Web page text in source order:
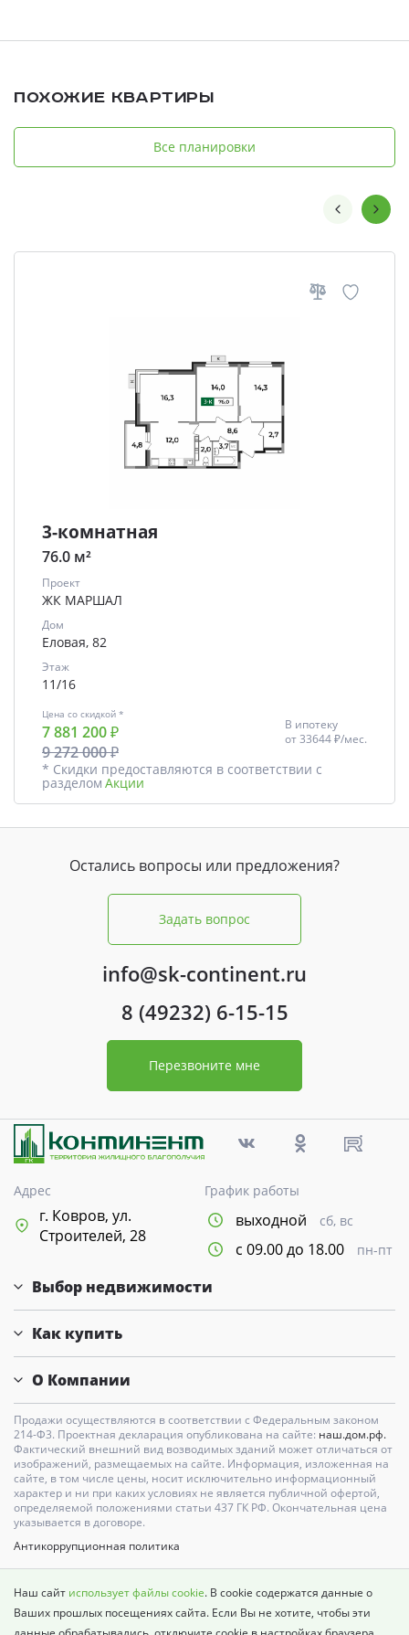
Похожие квартиры
Все планировки
3-комнатная
76.0 м²
Проект
ЖК МАРШАЛ
Дом
Еловая, 82
Этаж
11/16
Цена со скидкой *
7 881 200 ₽
9 272 000 ₽
В ипотеку
от33644 ₽/мес.
* Скидки предоставляются в соответствии с
разделом Акции
Остались вопросы или предложения?
Задать вопрос
info@sk-continent.ru
8 (49232) 6-15-15
Перезвоните мне
Адрес
г. Ковров, ул.
Строителей, 28
График работы
выходной сб, вс
с 09.00 до 18.00 пн-пт
Выбор недвижимости
Как купить
О Компании
Продажи осуществляются в соответствии с Федеральным законом
214-Ф3. Проектная декларация опубликована на сайте: наш.дом.рф.
Фактический внешний вид возводимых зданий может отличаться от
изображений, размещаемых на сайте. Информация, изложенная на
сайте, в том числе цены, носит исключительно информационный
характер и ни при каких условиях не является публичной офертой,
определяемой положениями статьи 437 ГК РФ. Окончательная цена
указывается в договоре.
Антикоррупционная политика
Политика о недопущении дискриминации
Наш сайт использует файлы cookie. В cookie содержатся данные о
Ваших прошлых посещениях сайта. Если Вы не хотите, чтобы эти